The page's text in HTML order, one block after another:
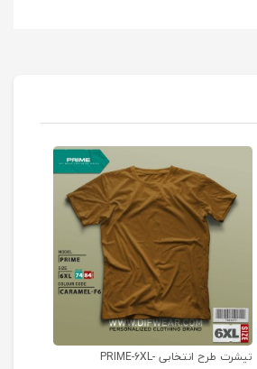
تیشرت طرح انتخابی PRIME-6XL-